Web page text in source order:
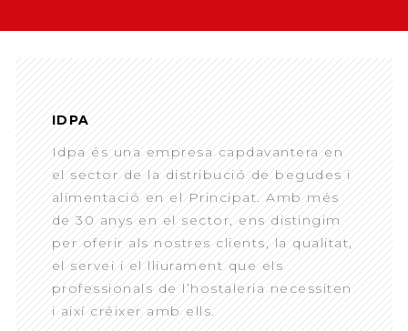
IDPA
Idpa és una empresa capdavantera en
el sector de la distribució de begudes i
alimentació en el Principat. Amb més
de 30 anys en el sector, ens distingim
per oferir als nostres clients, la qualitat,
el servei i el lliurament que els
professionals de l’hostaleria necessiten
i així créixer amb ells.